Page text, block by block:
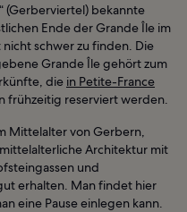
(Gerberviertel) bekannte
Ende der Grande Île im
schwer zu finden. Die
Grande Île gehört zum
die in Petite-France
frühzeitig reserviert werden.
Mittelalter von Gerbern,
Architektur mit
und
erhalten. Man findet hier
eine Pause einlegen kann.